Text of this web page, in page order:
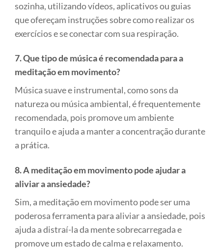
sozinha, utilizando vídeos, aplicativos ou guias
que ofereçam instruções sobre como realizar os
exercícios e se conectar com sua respiração.
7. Que tipo de música é recomendada para a
meditação em movimento?
Música suave e instrumental, como sons da
natureza ou música ambiental, é frequentemente
recomendada, pois promove um ambiente
tranquilo e ajuda a manter a concentração durante
a prática.
8. A meditação em movimento pode ajudar a
aliviar a ansiedade?
Sim, a meditação em movimento pode ser uma
poderosa ferramenta para aliviar a ansiedade, pois
ajuda a distraí-la da mente sobrecarregada e
promove um estado de calma e relaxamento.